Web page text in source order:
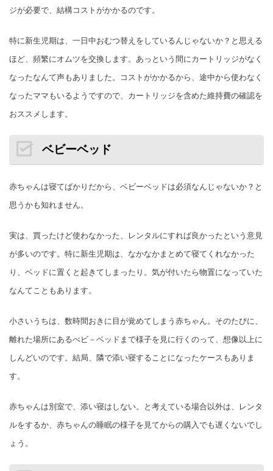
ジが必要で、結構コストがかかるのです。
特に新生児期は、一日中おむつ替えをしているんじゃないか？と思える
ほど、頻繁にオムツを交換します。あっという間にカートリッジがなく
なったなんて声もありました。コストがかかるから、途中から使わなく
なったママもいるようですので、カートリッジを含めた維持費の確認を
おススメします。
ベビーベッド
赤ちゃんは寝てばかりだから、ベビーベッドは必須なんじゃないか？と
思うかも知れません。
実は、買ったけど使わなかった、レンタルにすれば良かったという意見
が多いのです。特に新生児期は、なかなかまとめて寝てくれなかった
り、ベッドに置くと起きてしまったり。気が付いたら物置になっていた
なんてこともあります。
小さいうちは、数時間おきに目が覚めてしまう赤ちゃん。そのたびに、
離れた場所にあるべビ－ベッドまで様子を見に行くのって、想像以上に
しんどいのです。結局、隣で添い寝することになったケースもありま
す。
赤ちゃんは別室で、添い寝はしない。と考えている場合以外は、レンタ
ルをするか、赤ちゃんの睡眠の様子を見てからの購入でも遅くないでし
ょう。